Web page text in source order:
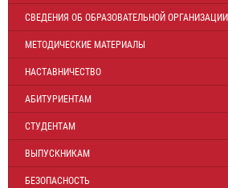
СВЕДЕНИЯ ОБ ОБРАЗОВАТЕЛЬНОЙ ОРГАНИЗАЦИИ
МЕТОДИЧЕСКИЕ МАТЕРИАЛЫ
НАСТАВНИЧЕСТВО
АБИТУРИЕНТАМ
СТУДЕНТАМ
ВЫПУСКНИКАМ
БЕЗОПАСНОСТЬ